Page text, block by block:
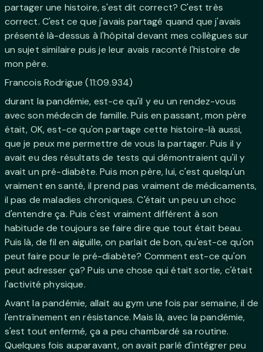
partager une histoire, s'est dit correct? C'est très
correct. C'est ce que j'avais partagé quand que j'avais
présenté là-dessus à l'hôpital devant mes collègues sur
un sujet similaire puis je leur avais raconté l'histoire de
mon père.
Francois Rodrigue (11:09.934)
durant la pandémie, est-ce qu'il y eu un rendez-vous
avec son médecin de famille. Puis en passant, mon père
était, OK, est-ce qu'on partage cette histoire-là aussi,
que je peux me permettre de vous la partager. Puis il y
avait eu des résultats de tests qui démontraient qu'il y
avait un pré-diabète. Puis mon père, lui, c'est quelqu'un
vraiment en santé, il prend pas vraiment de médicaments,
il pas de maladies chroniques. C'était un peu un choc
d'entendre ça. Puis c'est vraiment différent à son
habitude de toujours se faire dire que tout était beau.
Puis là, de fil en aiguille, on parlait de bon, qu'est-ce qu'on
peut faire pour le pré-diabète? Comment est-ce qu'on
peut adresser ça? Puis une chose qui était sortie, c'était
l'activité physique.
Avant la pandémie, allait au gym une fois par semaine, il de
l'entraînement en résistance. Mais là, avec la pandémie,
s'est tout enfermé, ça a peu chambardé sa routine.
Quelques fois auparavant, on avait parlé d'intégrer peu